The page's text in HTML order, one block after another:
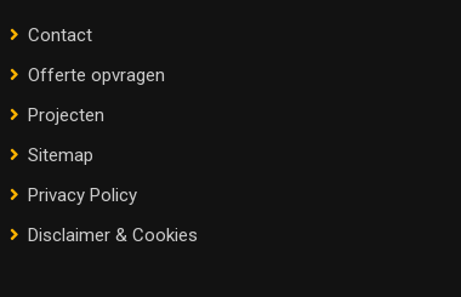
Contact
Offerte opvragen
Projecten
Sitemap
Privacy Policy
Disclaimer & Cookies